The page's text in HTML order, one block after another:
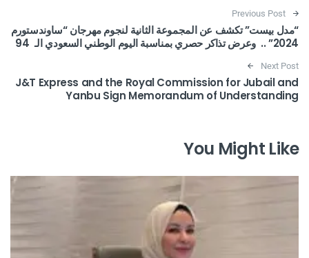
Post navigation
Previous Post
“مدل بيست” تكشف عن المجموعة الثانية لنجوم مهرجان “ساوندستورم
2024” .. وعرض تذاكر حصري بمناسبة اليوم الوطني السعودي الـ 94
Next Post
J&T Express and the Royal Commission for Jubail and
Yanbu Sign Memorandum of Understanding
You Might Like